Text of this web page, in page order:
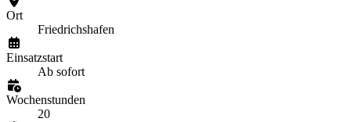
Ort
Friedrichshafen
Einsatzstart
Ab sofort
Wochenstunden
20